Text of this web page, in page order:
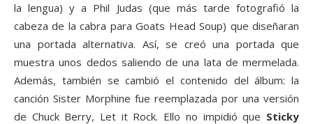
la lengua) y a Phil Judas (que más tarde fotografió la
cabeza de la cabra para Goats Head Soup) que diseñaran
una portada alternativa. Así, se creó una portada que
muestra unos dedos saliendo de una lata de mermelada.
Además, también se cambió el contenido del álbum: la
canción Sister Morphine fue reemplazada por una versión
de Chuck Berry, Let it Rock. Ello no impidió que Sticky